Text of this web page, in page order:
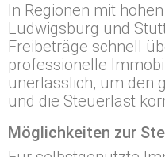
In Regionen mit
Ludwigsburg und
Freibeträge schnell
professionelle
unerlässlich, um den
und die Steuerlast
Möglichkeiten zur